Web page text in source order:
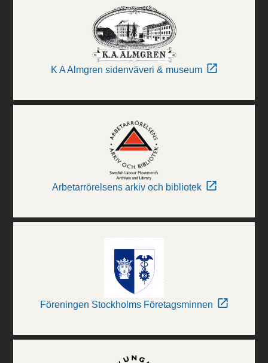
K A Almgren sidenväveri & museum
Arbetarrörelsens arkiv och bibliotek
Föreningen Stockholms Företagsminnen